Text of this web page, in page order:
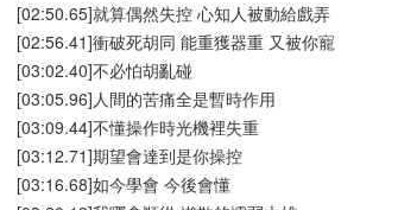
[02:50.65]就算偶然失控 心知人被動給戲弄
[02:56.41]衝破死胡同 能重獲器重 又被你寵
[03:02.40]不必怕胡亂碰
[03:05.96]人間的苦痛全是暫時作用
[03:09.44]不懂操作時光機裡失重
[03:12.71]期望會達到是你操控
[03:16.68]如今學會 今後會懂